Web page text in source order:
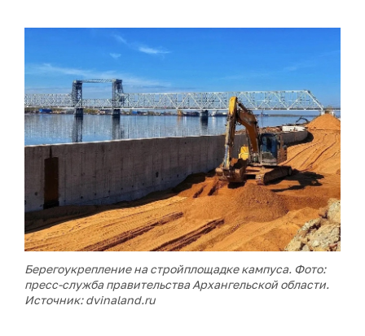
Берегоукрепление на стройплощадке кампуса. Фото:
пресс-служба правительства Архангельской области.
Источник: dvinaland.ru